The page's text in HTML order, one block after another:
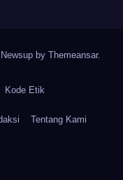
by Themeansar.
Kode Etik
Tentang Kami